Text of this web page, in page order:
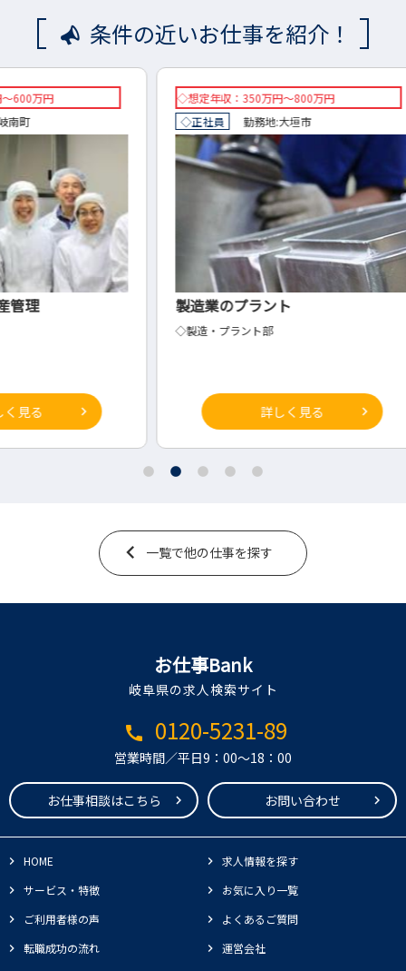
条件の近いお仕事を紹介！
◇想定年収：350万円～800万円
勤務地:大垣市
製造業のプラント
◇製造・プラント部
詳しく見る
一覧で他の仕事を探す
お仕事Bank
岐阜県の求人検索サイト
call 0120-5231-89
営業時間／平日9：00～18：00
お仕事相談はこちら お問い合わせ
HOME
求人情報を探す
サービス・特徴
お気に入り一覧
ご利用者様の声
よくあるご質問
転職成功の流れ
運営会社